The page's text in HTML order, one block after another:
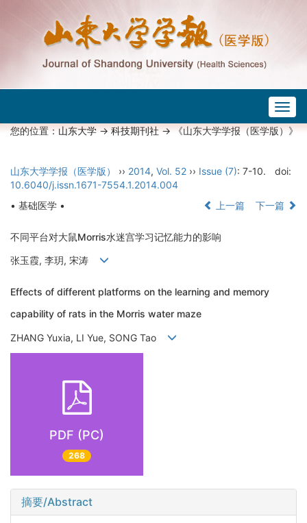
您的位置：山东大学->科技期刊社-> 《山东大学学报（医学版）》
山东大学学报（医学版） ›› 2014, Vol. 52 ›› Issue (7): 7-10.
doi:
10.6040/j.issn.1671-7554.1.2014.004
• 基础医学 •
上一篇 下一篇
不同平台对大鼠Morris水迷宫学习记忆能力的影响
张玉霞, 李玥, 宋涛
Effects of different platforms on the learning and memory
capability of rats in the Morris water maze
ZHANG Yuxia, LI Yue, SONG Tao
PDF (PC)
268
摘要/Abstract